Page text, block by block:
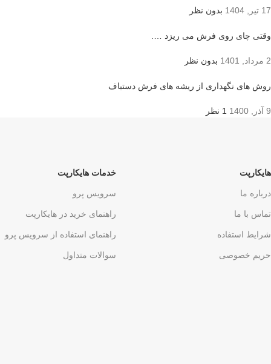
17 تیر, 1404 بدون نظر
وقتی چای روی فرش می ریزد ….
2 مرداد, 1401 بدون نظر
روش های نگهداری از ریشه های فرش دستباف
9 آذر, 1400 1 نظر
هایکارپت
درباره ما
تماس با ما
شرایط استفاده
حریم خصوصی
خدمات هایکارپت
سرویس پرو
راهنمای خرید در هایکارپت
راهنمای استفاده از سرویس پرو
سوالات متداول